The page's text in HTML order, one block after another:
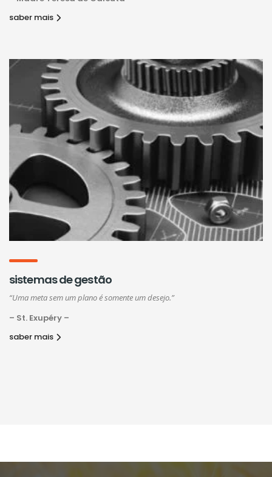
saber mais
sistemas de gestão
“Uma meta sem um plano é somente um desejo.”
– St. Exupéry –
saber mais